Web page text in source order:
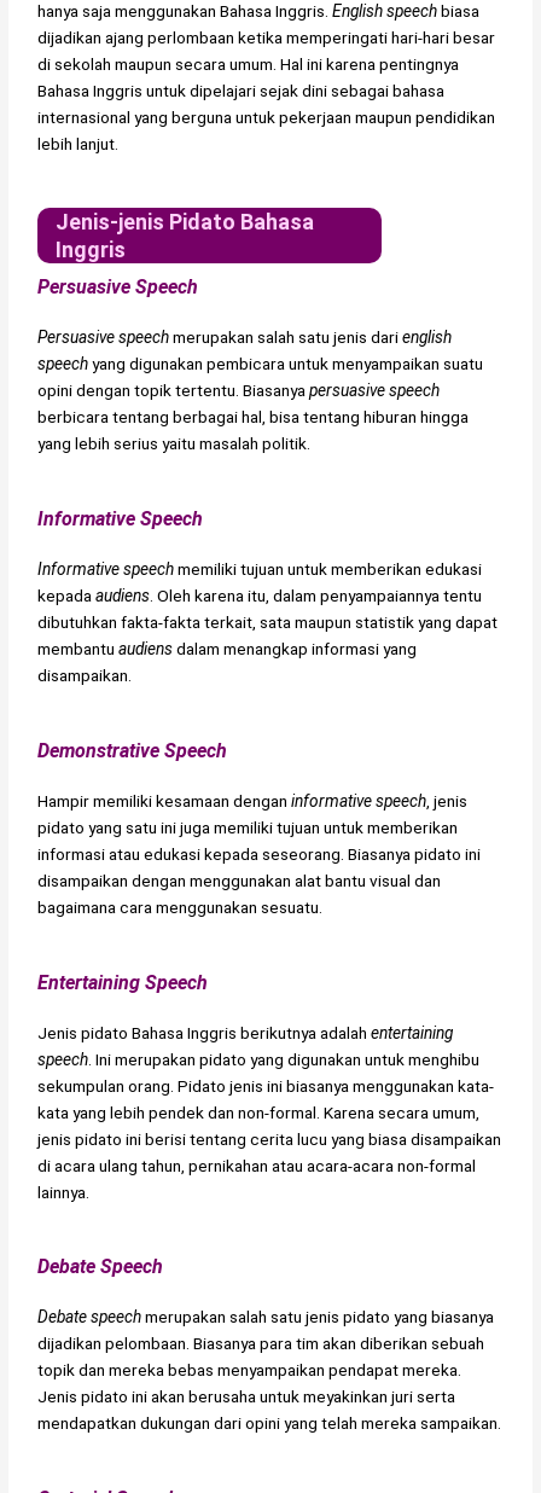
hanya saja menggunakan Bahasa Inggris.English speechbiasa
dijadikan ajang perlombaan ketika memperingati hari-hari besar
di sekolah maupun secara umum. Hal ini karena pentingnya
Bahasa Inggris untuk dipelajari sejak dini sebagai bahasa
internasional yang berguna untuk pekerjaan maupun pendidikan
lebih lanjut.
Jenis-jenis Pidato Bahasa
Inggris
Persuasive Speech
Persuasive speechmerupakan salah satu jenis darienglish
speechyang digunakan pembicara untuk menyampaikan suatu
opini dengan topik tertentu. Biasanyapersuasive speech
berbicara tentang berbagai hal, bisa tentang hiburan hingga
yang lebih serius yaitu masalah politik.
Informative Speech
Informative speechmemiliki tujuan untuk memberikan edukasi
kepadaaudiens . Oleh karena itu, dalam penyampaiannya tentu
dibutuhkan fakta-fakta terkait, sata maupun statistik yang dapat
membantuaudiensdalam menangkap informasi yang
disampaikan.
Demonstrative Speech
Hampir memiliki kesamaan denganinformative speech , jenis
pidato yang satu ini juga memiliki tujuan untuk memberikan
informasi atau edukasi kepada seseorang. Biasanya pidato ini
disampaikan dengan menggunakan alat bantu visual dan
bagaimana cara menggunakan sesuatu.
Entertaining Speech
Jenis pidato Bahasa Inggris berikutnya adalahentertaining
speech . Ini merupakan pidato yang digunakan untuk menghibu
sekumpulan orang. Pidato jenis ini biasanya menggunakan kata-
kata yang lebih pendek dan non-formal. Karena secara umum,
jenis pidato ini berisi tentang cerita lucu yang biasa disampaikan
di acara ulang tahun, pernikahan atau acara-acara non-formal
lainnya.
Debate Speech
Debate speechmerupakan salah satu jenis pidato yang biasanya
dijadikan pelombaan. Biasanya para tim akan diberikan sebuah
topik dan mereka bebas menyampaikan pendapat mereka.
Jenis pidato ini akan berusaha untuk meyakinkan juri serta
mendapatkan dukungan dari opini yang telah mereka sampaikan.